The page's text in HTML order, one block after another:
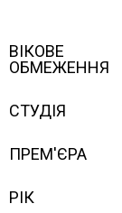
ВІКОВЕ
ОБМЕЖЕННЯ
СТУДІЯ
ПРЕМ'ЄРА
РІК